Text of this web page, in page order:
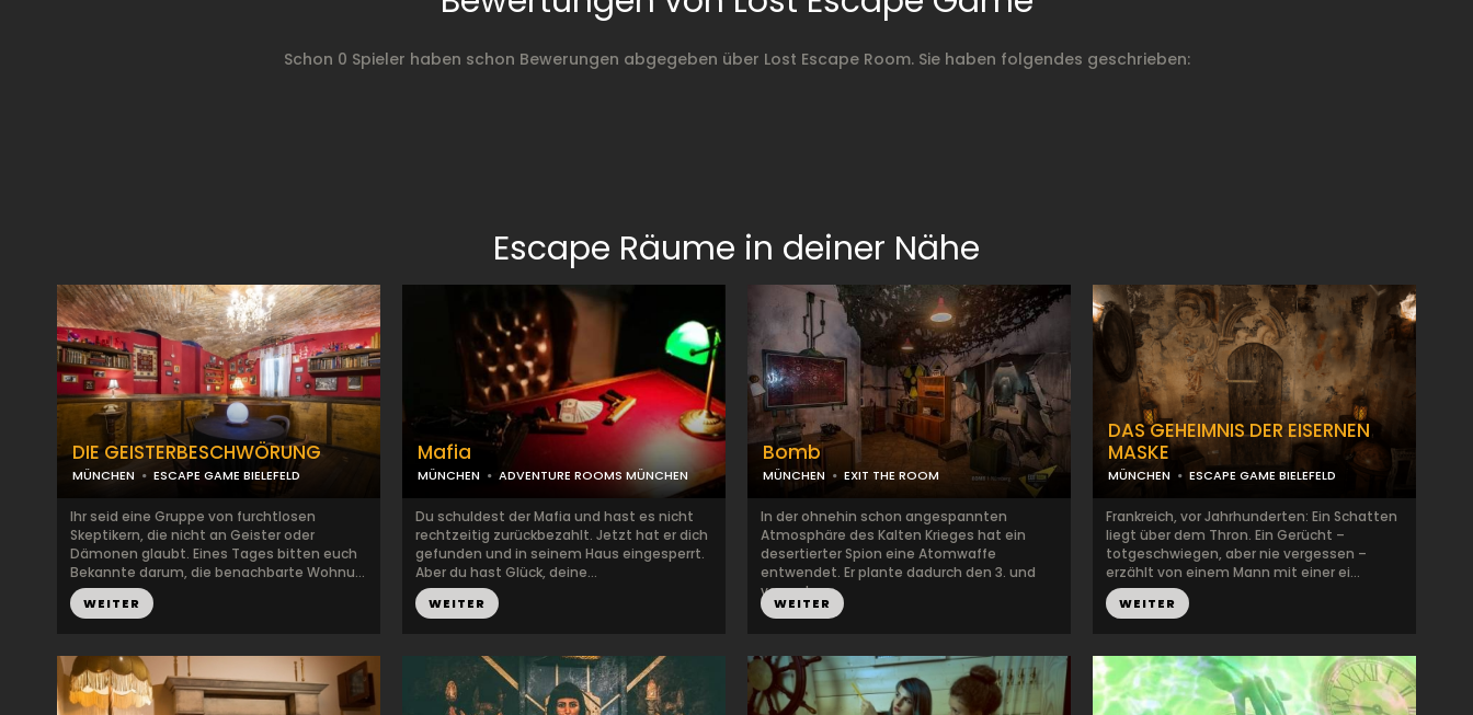
Schon 0 Spieler haben schon Bewerungen abgegeben über Lost Escape Room. Sie haben folgendes geschrieben:
Escape Räume in deiner Nähe
DIE GEISTERBESCHWÖRUNG
MÜNCHEN ESCAPE GAME BIELEFELD
Ihr seid eine Gruppe von furchtlosen
Skeptikern, die nicht an Geister oder
Dämonen glaubt. Eines Tages bitten euch
Bekannte darum, die benachbarte Wohnu...
WEITER
Mafia
MÜNCHEN ADVENTURE ROOMS MÜNCHEN
Du schuldest der Mafia und hast es nicht
rechtzeitig zurückbezahlt. Jetzt hat er dich
gefunden und in seinem Haus eingesperrt.
Aber du hast Glück, deine...
WEITER
Bomb
MÜNCHEN EXIT THE ROOM
In der ohnehin schon angespannten
Atmosphäre des Kalten Krieges hat ein
desertierter Spion eine Atomwaffe
entwendet. Er plante dadurch den 3. und
vermut...
WEITER
DAS GEHEIMNIS DER EISERNEN
MASKE
MÜNCHEN ESCAPE GAME BIELEFELD
Frankreich, vor Jahrhunderten: Ein Schatten
liegt über dem Thron. Ein Gerücht –
totgeschwiegen, aber nie vergessen –
erzählt von einem Mann mit einer ei...
WEITER